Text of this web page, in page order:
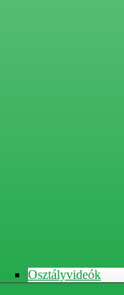
Osztályvideók